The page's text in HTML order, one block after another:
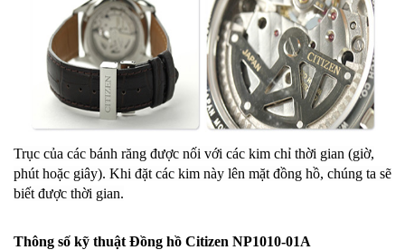
Trục của các bánh răng được nối với các kim chỉ thời gian (giờ,
phút hoặc giây). Khi đặt các kim này lên mặt đồng hồ, chúng ta sẽ
biết được thời gian.
Thông số kỹ thuật Đồng hồ Citizen NP1010-01A